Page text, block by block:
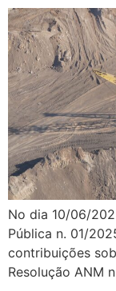
No dia 10/06/
Pública n. 01/
contribuições
Resolução ANM